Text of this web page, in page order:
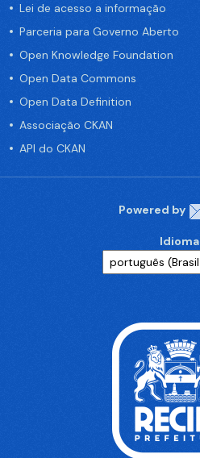
Lei de acesso a informação
Parceria para Governo Aberto
Open Knowledge Foundation
Open Data Commons
Open Data Definition
Associação CKAN
API do CKAN
Powered by
Idioma